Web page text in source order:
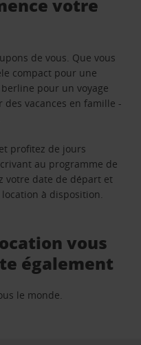
votre
de vous. Que vous
compact pour une
pour un voyage
des vacances en famille -
profitez de jours
au programme de
votre date de départ et
à disposition.
vous
également
le monde.